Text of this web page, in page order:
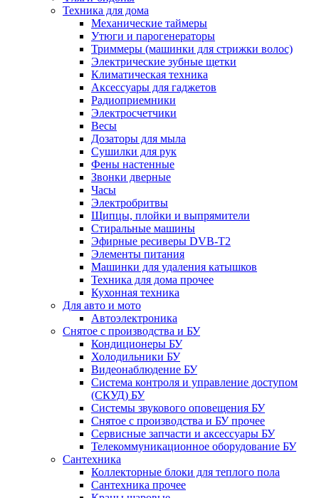
Техника для дома
Механические таймеры
Утюги и парогенераторы
Триммеры (машинки для стрижки волос)
Электрические зубные щетки
Климатическая техника
Аксессуары для гаджетов
Радиоприемники
Электросчетчики
Весы
Дозаторы для мыла
Сушилки для рук
Фены настенные
Звонки дверные
Часы
Электробритвы
Щипцы, плойки и выпрямители
Стиральные машины
Эфирные ресиверы DVB-T2
Элементы питания
Машинки для удаления катышков
Техника для дома прочее
Кухонная техника
Для авто и мото
Автоэлектроника
Снятое с производства и БУ
Кондиционеры БУ
Холодильники БУ
Видеонаблюдение БУ
Система контроля и управление доступом
(СКУД) БУ
Системы звукового оповещения БУ
Снятое с производства и БУ прочее
Сервисные запчасти и аксессуары БУ
Телекоммуникационное оборудование БУ
Сантехника
Коллекторные блоки для теплого пола
Сантехника прочее